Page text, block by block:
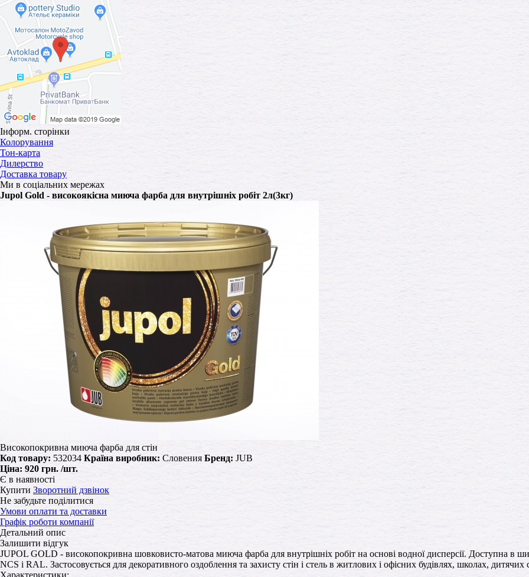
Інформ. сторінки
Колорування
Тон-карта
Дилерство
Доставка товару
Ми в соціальних мережах
Jupol Gold - високоякісна миюча фарба для внутрішніх робіт 2л(3кг)
Високопокривна миюча фарба для стін
Код товару: 532034 Країна виробник: Словения Бренд: JUB
Ціна: 920 грн. /шт.
Є в наявності
Купити Зворотний дзвінок
Не забудьте поділитися
Умови оплати та доставки
Графік роботи компанії
Детальний опис
Залишити відгук
JUPOL GOLD - високопокривна шовковисто-матова миюча фарба для внутрішніх робіт на основі водної дисперсії. Доступна в
NCS і RAL. Застосовується для декоративного оздоблення та захисту стін і стель в житлових і офісних будівлях, школах,
Характеристики: